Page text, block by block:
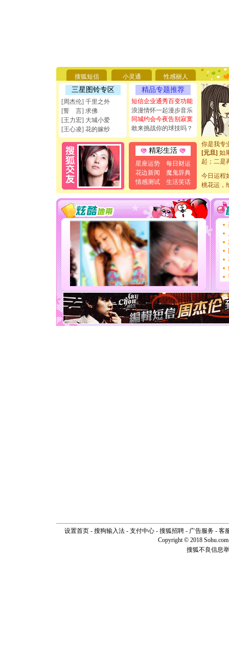
搜狐短信 小灵通 性感丽人
三星图铃专区
[周杰伦] 千里之外
[誓 言] 求佛
[王力宏] 大城小爱
[王心凌] 花的嫁纱
精品专题推荐
短信企业通秀百变功能
浪漫情怀一起漫步音乐
同城约会今夜告别寂寞
敢来挑战你的球技吗？
精彩生活
星座运势
每日财运
花边新闻
魔鬼辞典
情感测试
生活笑话
要平安！
[圣诞节]
能正大光
天都要快
[圣诞节]
如意,快
[元旦]看
断电。爱
你是我专
[元旦] 如
起；二是
[元旦]当
泣，这痛
卖了。水
[春节]风
颜！冬
道一声平
[春节]
传
片叶子
送你一
[圣诞节]
你太多
要平安
[圣诞节]
能正大光
天都要快
[圣诞节]
如意,快
[元旦]看
今日运程
桃花运，
设置首页- 搜狗输入法- 支付中心- 搜狐招聘- 广告服务- 客
Copyright © 2018
搜狐不良信息